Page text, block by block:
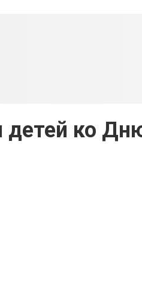
детей ко